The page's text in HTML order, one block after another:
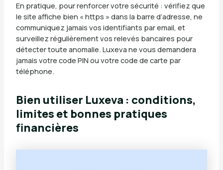
En pratique, pour renforcer votre sécurité : vérifiez que
le site affiche bien « https » dans la barre d’adresse, ne
communiquez jamais vos identifiants par email, et
surveillez régulièrement vos relevés bancaires pour
détecter toute anomalie. Luxeva ne vous demandera
jamais votre code PIN ou votre code de carte par
téléphone.
Bien utiliser Luxeva : conditions,
limites et bonnes pratiques
financières